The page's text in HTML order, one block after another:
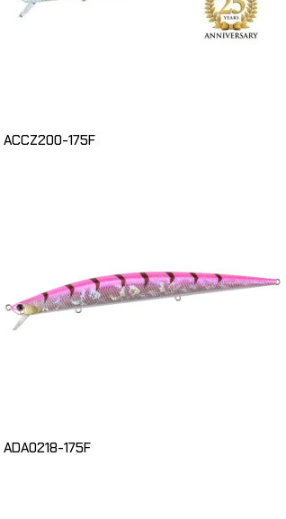
ACCZ200-175F
ADA0218-175F